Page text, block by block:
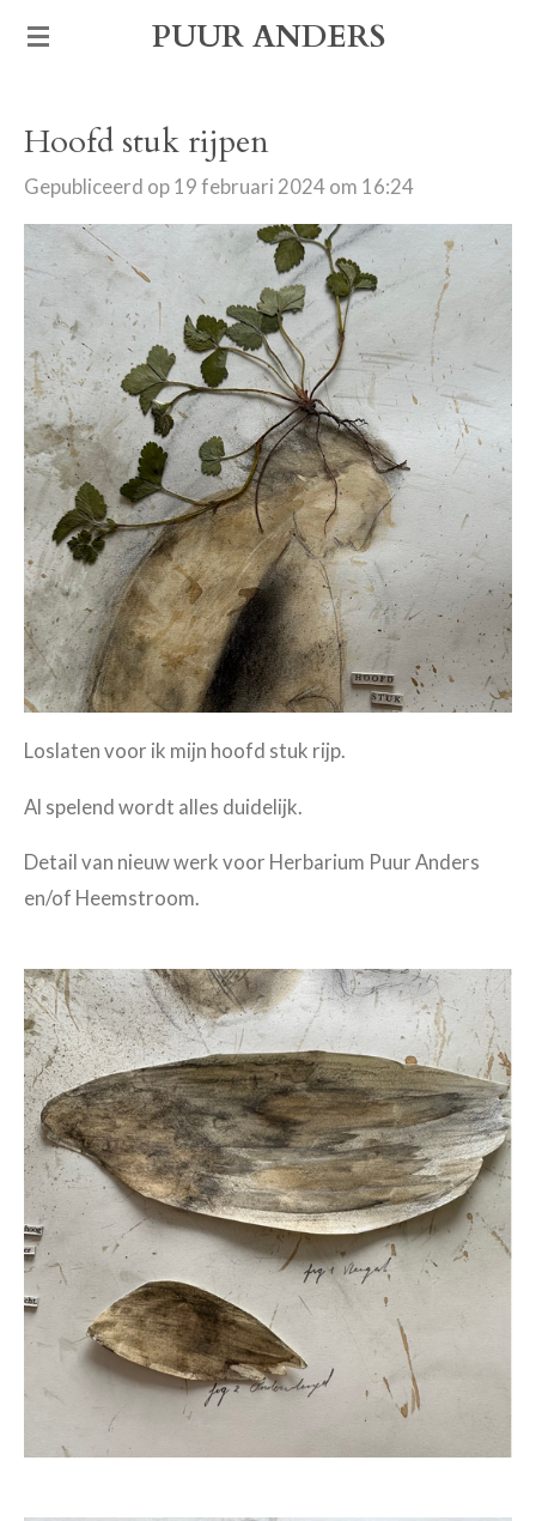
Ga
de
PUUR ANDERS
Hoofd stuk rijpen
Gepubliceerd op 19 februari 2024 om 16:24
Loslaten voor ik mijn hoofd stuk rijp.
Al spelend wordt alles duidelijk.
Detail van nieuw werk voor Herbarium Puur Anders
en/of Heemstroom.